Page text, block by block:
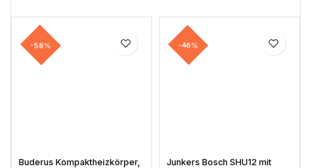
-58%
Buderus Kompaktheizkörper,
-46%
Junkers Bosch SHU12 mit